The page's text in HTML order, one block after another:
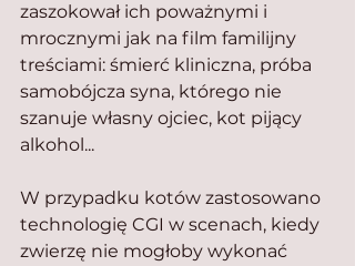
zaszokował ich poważnymi i
mrocznymi jak na film familijny
treściami: śmierć kliniczna, próba
samobójcza syna, którego nie
szanuje własny ojciec, kot pijący
alkohol...
W przypadku kotów zastosowano
technologię CGI w scenach, kiedy
zwierzę nie mogłoby wykonać